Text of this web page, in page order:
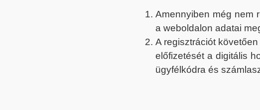
Amennyiben még nem
a weboldalon adatai
A regisztrációt
előfizetését a digitális
ügyfélkódra és